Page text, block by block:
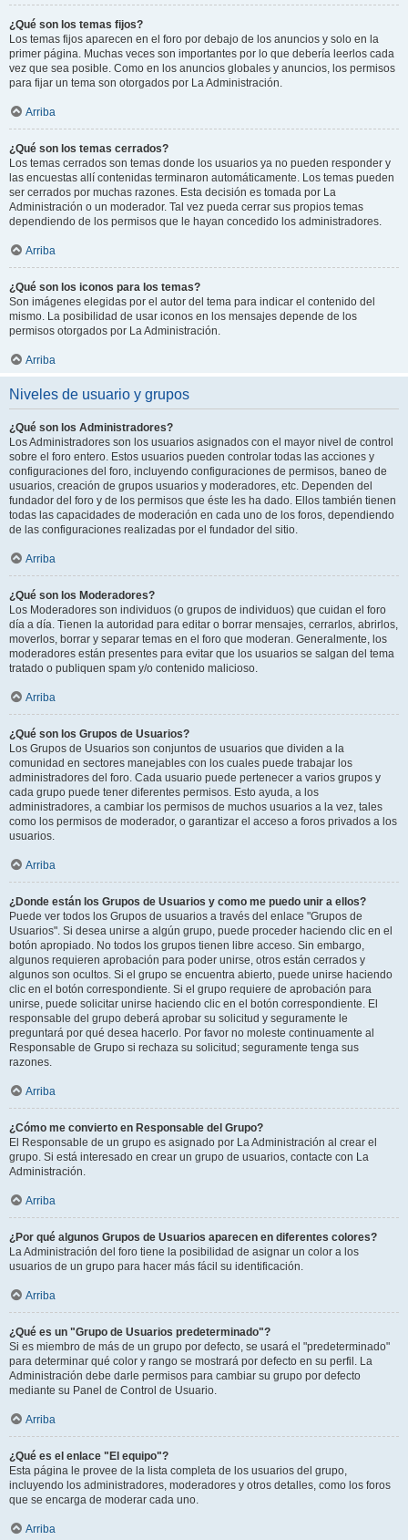
¿Qué son los temas fijos?
Los temas fijos aparecen en el foro por debajo de los anuncios y solo en la
primer página. Muchas veces son importantes por lo que debería leerlos cada
vez que sea posible. Como en los anuncios globales y anuncios, los permisos
para fijar un tema son otorgados por La Administración.
Arriba
¿Qué son los temas cerrados?
Los temas cerrados son temas donde los usuarios ya no pueden responder y
las encuestas allí contenidas terminaron automáticamente. Los temas pueden
ser cerrados por muchas razones. Esta decisión es tomada por La
Administración o un moderador. Tal vez pueda cerrar sus propios temas
dependiendo de los permisos que le hayan concedido los administradores.
Arriba
¿Qué son los iconos para los temas?
Son imágenes elegidas por el autor del tema para indicar el contenido del
mismo. La posibilidad de usar iconos en los mensajes depende de los
permisos otorgados por La Administración.
Arriba
Niveles de usuario y grupos
¿Qué son los Administradores?
Los Administradores son los usuarios asignados con el mayor nivel de control
sobre el foro entero. Estos usuarios pueden controlar todas las acciones y
configuraciones del foro, incluyendo configuraciones de permisos, baneo de
usuarios, creación de grupos usuarios y moderadores, etc. Dependen del
fundador del foro y de los permisos que éste les ha dado. Ellos también tienen
todas las capacidades de moderación en cada uno de los foros, dependiendo
de las configuraciones realizadas por el fundador del sitio.
Arriba
¿Qué son los Moderadores?
Los Moderadores son individuos (o grupos de individuos) que cuidan el foro
día a día. Tienen la autoridad para editar o borrar mensajes, cerrarlos, abrirlos,
moverlos, borrar y separar temas en el foro que moderan. Generalmente, los
moderadores están presentes para evitar que los usuarios se salgan del tema
tratado o publiquen spam y/o contenido malicioso.
Arriba
¿Qué son los Grupos de Usuarios?
Los Grupos de Usuarios son conjuntos de usuarios que dividen a la
comunidad en sectores manejables con los cuales puede trabajar los
administradores del foro. Cada usuario puede pertenecer a varios grupos y
cada grupo puede tener diferentes permisos. Esto ayuda, a los
administradores, a cambiar los permisos de muchos usuarios a la vez, tales
como los permisos de moderador, o garantizar el acceso a foros privados a los
usuarios.
Arriba
¿Donde están los Grupos de Usuarios y como me puedo unir a ellos?
Puede ver todos los Grupos de usuarios a través del enlace "Grupos de
Usuarios". Si desea unirse a algún grupo, puede proceder haciendo clic en el
botón apropiado. No todos los grupos tienen libre acceso. Sin embargo,
algunos requieren aprobación para poder unirse, otros están cerrados y
algunos son ocultos. Si el grupo se encuentra abierto, puede unirse haciendo
clic en el botón correspondiente. Si el grupo requiere de aprobación para
unirse, puede solicitar unirse haciendo clic en el botón correspondiente. El
responsable del grupo deberá aprobar su solicitud y seguramente le
preguntará por qué desea hacerlo. Por favor no moleste continuamente al
Responsable de Grupo si rechaza su solicitud; seguramente tenga sus
razones.
Arriba
¿Cómo me convierto en Responsable del Grupo?
El Responsable de un grupo es asignado por La Administración al crear el
grupo. Si está interesado en crear un grupo de usuarios, contacte con La
Administración.
Arriba
¿Por qué algunos Grupos de Usuarios aparecen en diferentes colores?
La Administración del foro tiene la posibilidad de asignar un color a los
usuarios de un grupo para hacer más fácil su identificación.
Arriba
¿Qué es un "Grupo de Usuarios predeterminado"?
Si es miembro de más de un grupo por defecto, se usará el "predeterminado"
para determinar qué color y rango se mostrará por defecto en su perfil. La
Administración debe darle permisos para cambiar su grupo por defecto
mediante su Panel de Control de Usuario.
Arriba
¿Qué es el enlace "El equipo"?
Esta página le provee de la lista completa de los usuarios del grupo,
incluyendo los administradores, moderadores y otros detalles, como los foros
que se encarga de moderar cada uno.
Arriba